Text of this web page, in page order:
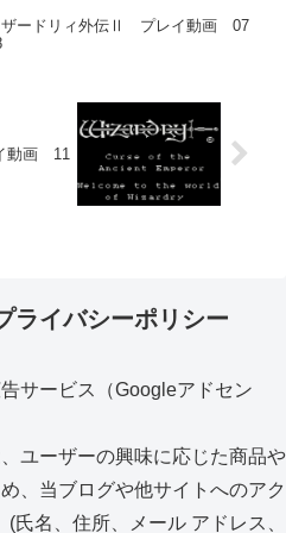
ザードリィ外伝Ⅱ プレイ動画 07
動画 11
ライバシーポリシー
サービス（Googleアドセン
ユーザーの興味に応じた商品や
、当ブログや他サイトへのアク
氏名、住所、メール アドレス、